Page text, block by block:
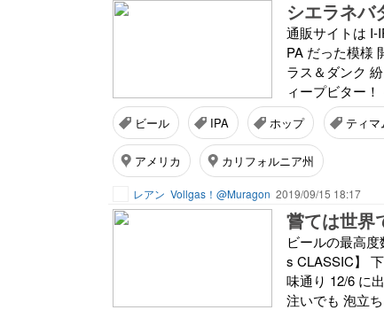
シエラネバ
通販サイトは I-
PA だった模様
ラス＆ダンク
ィープビター
ビール IPA ホップ ティマ
アメリカ カリフォルニア州
レアン Vollgas！@Muragon 2019/09/15 18:17
嘗ては世界
ビールの最高
s CLASSIC】
味通り 12/6 に
注いでも 泡立